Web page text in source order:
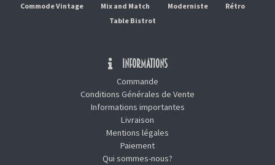
Commode Vintage
Mix and Match Moderniste
Rétro
Table Bistrot
INFORMATIONS
Commande
Conditions Générales de Vente
Informations importantes
Livraison
Mentions légales
Paiement
Qui sommes-nous?